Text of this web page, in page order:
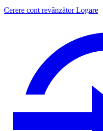
Cerere cont revânzător Logare